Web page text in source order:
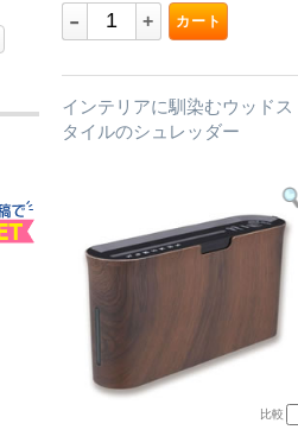
- + カート
インテリアに馴染むウッドス
タイルのシュレッダー
比較